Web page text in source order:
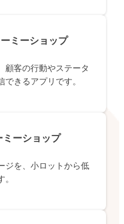
ミーショップ
顧客の行動やステータ
きるアプリです。
ミーショップ
ジを、小ロットから低
。